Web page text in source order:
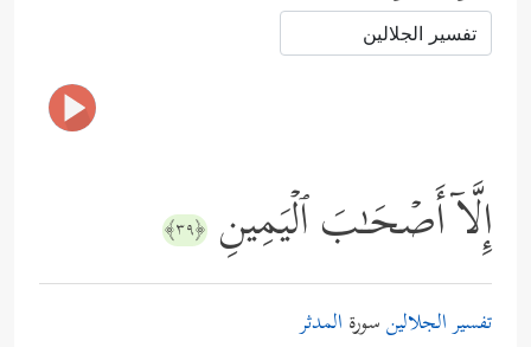
إِلَّاۤ أَصۡحَـٰبَ ٱلۡیَمِینِ ﴿٣٩﴾
تفسير الجلالينسورة المدثر